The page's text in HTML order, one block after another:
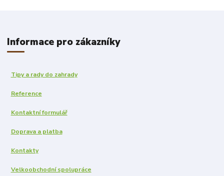
Informace pro zákazníky
Tipy a rady do zahrady
Reference
Kontaktní formulář
Doprava a platba
Kontakty
Velkoobchodní spolupráce